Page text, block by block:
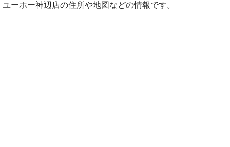
ユーホー神辺店の住所や地図などの情報です。